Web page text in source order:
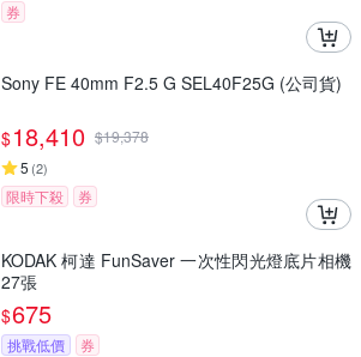
券
Sony FE 40mm F2.5 G SEL40F25G (公司貨)
$18,410 $19,378
5 (2)
限時下殺 券
KODAK 柯達 FunSaver 一次性閃光燈底片相機
27張
$675
挑戰低價 券